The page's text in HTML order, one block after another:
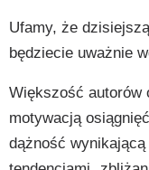
Ufamy, że
będziecie uważnie
Większość autorów
motywacją
dążność